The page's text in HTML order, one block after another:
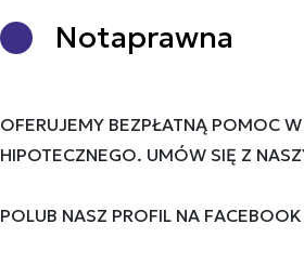
Notaprawna
OFERUJEMY BEZPŁATNĄ POMOC
HIPOTECZNEGO. UMÓW SIĘ Z
POLUB NASZ PROFIL NA